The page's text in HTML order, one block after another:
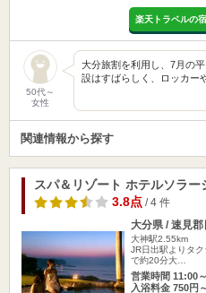
楽天トラベルの
50代～
女性
大分旅割を利用し、7月の
設はすばらしく、ロッカー
関連情報から探す
スパ＆リゾート ホテルソラー
3.8点/ 4 件
大分県 / 速見
大神駅2.55km
JR日出駅よりタ
で約20分大…
営業時間 11:00
入浴料金 750円～